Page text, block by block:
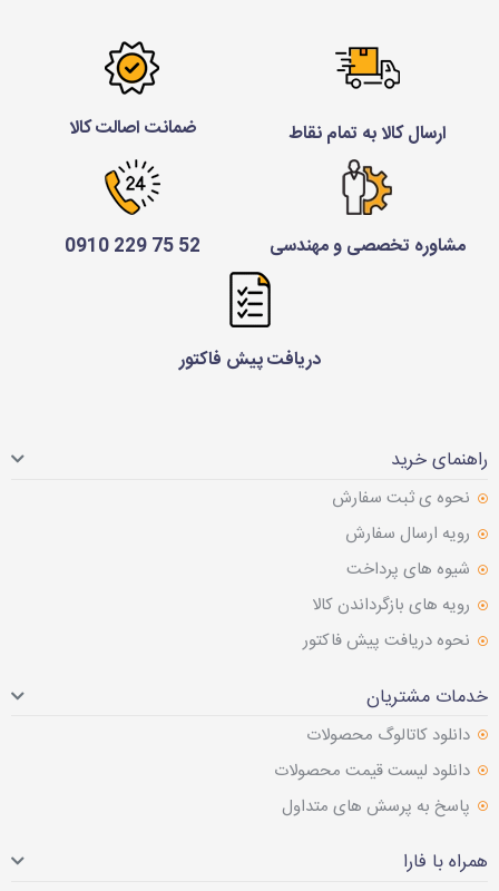
ارسال کالا به تمام نقاط ضمانت اصالت کالا
مشاوره تخصصی و مهندسی 52 75 229 0910
دریافت پیش فاکتور
راهنمای خرید
نحوه ی ثبت سفارش
رویه ارسال سفارش
شیوه های پرداخت
رویه های بازگرداندن کالا
نحوه دریافت پیش فاکتور
خدمات مشتریان
دانلود کاتالوگ محصولات
دانلود لیست قیمت محصولات
پاسخ به پرسش های متداول
همراه با فارا